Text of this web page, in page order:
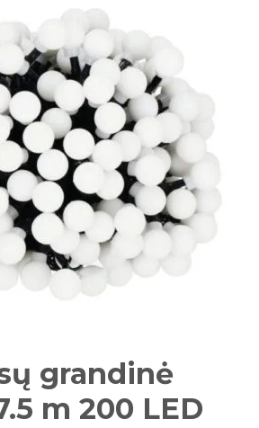
grandinė
m 200 LED